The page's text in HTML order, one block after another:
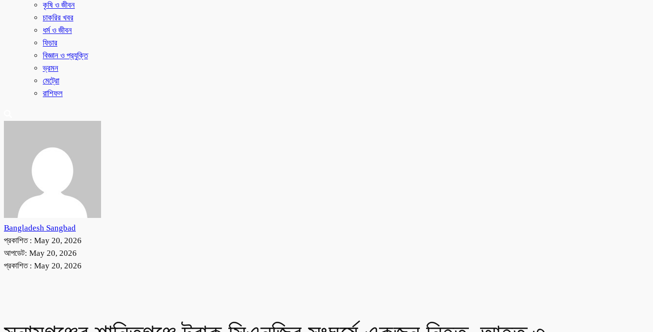
কৃষি ও জীবন
চাকরির খবর
ধর্ম ও জীবন
ফিচার
বিজ্ঞান ও প্রযুক্তি
ভ্রমন
মেট্রো
রাশিফল
Bangladesh Sangbad
প্রকাশিত : May 20, 2026
আপডেট: May 20, 2026
প্রকাশিত : May 20, 2026